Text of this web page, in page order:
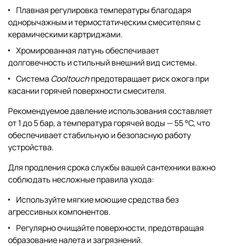
Плавная регулировка температуры благодаря
однорычажным и термостатическим смесителям с
керамическими картриджами.
Хромированная латунь обеспечивает
долговечность и стильный внешний вид системы.
Система Cooltouchпредотвращает риск ожога при
касании горячей поверхности смесителя.
Рекомендуемое давление использования составляет
от 1 до 5 бар, а температура горячей воды — 55 °C, что
обеспечивает стабильную и безопасную работу
устройства.
Для продления срока службы вашей сантехники важно
соблюдать несложные правила ухода:
Используйте мягкие моющие средства без
агрессивных компонентов.
Регулярно очищайте поверхности, предотвращая
образование налета и загрязнений.